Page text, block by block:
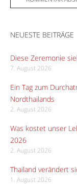
NEUESTE BEITRÄGE
Diese Zeremonie
7. August 2026
Ein Tag zum
Nordthailands
2. August 2026
Was kostet unser
2026
2. August 2026
Thailand verändert
1. August 2026